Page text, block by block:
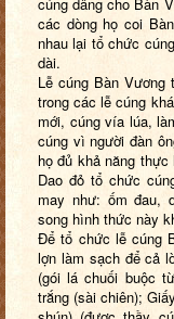
cúng dâng cho Bàn
các dòng họ coi
nhau lại tổ chức
dài.
Lễ cúng Bàn
trong các lễ cúng
mới, cúng vía lúa,
cúng vì người đàn
họ đủ khả năng
Dao đỏ tổ chức
may như: ốm đau,
song hình thức này
Để tổ chức lễ cúng
lợn làm sạch để cả
(gói lá chuối buộc
trắng (sài chiên);